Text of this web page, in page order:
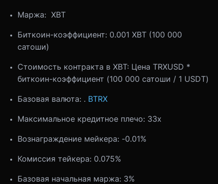
Маржа: XBT
Биткоин-коэффициент: 0.001 XBT (100 000
сатоши)
Стоимость контракта в XBT: Цена TRXUSD *
биткоин-коэффициент (100 000 сатоши / 1 USDT)
Базовая валюта: . BTRX
Максимальное кредитное плечо: 33x
Вознаграждение мейкера: -0.01%
Комиссия тейкера: 0.075%
Базовая начальная маржа: 3%